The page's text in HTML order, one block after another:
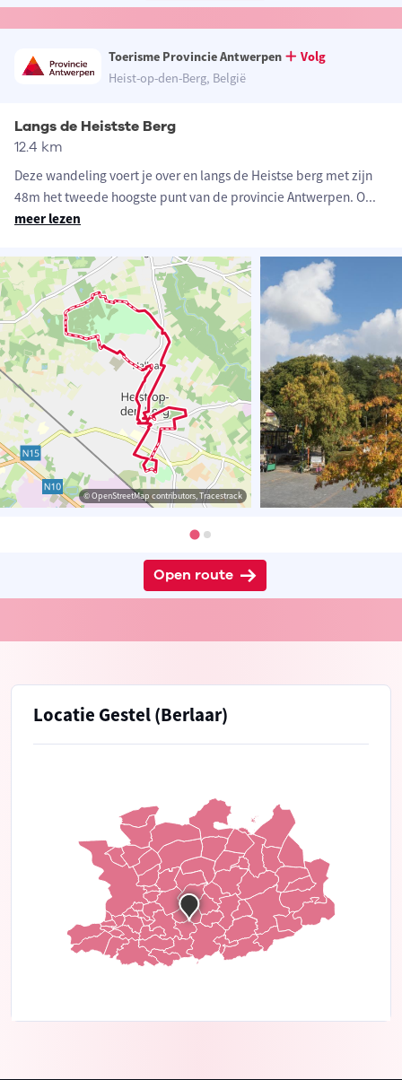
Toerisme Provincie Antwerpen
Volg
Heist-op-den-Berg, België
Langs de Heistste Berg
12.4 km
Deze wandeling voert je over en langs de Heistse berg met zijn
48m het tweede hoogste punt van de provincie Antwerpen. O...
meer lezen
© OpenStreetMap contributors, Tracestrack
Open route
Locatie Gestel (Berlaar)